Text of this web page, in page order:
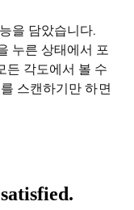
을 담았습니다.
누른 상태에서 포
든 각도에서 볼 수
스캔하기만 하면